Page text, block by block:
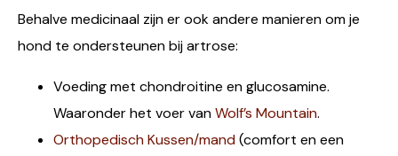
Behalve medicinaal zijn er ook andere manieren om je
hond te ondersteunen bij artrose:
Voeding met chondroitine en glucosamine.
Waaronder het voer vanWolf’s Mountain.
Orthopedisch Kussen/mand(comfort en een